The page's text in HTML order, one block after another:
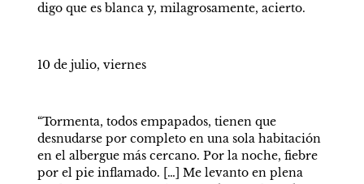
digo que es blanca y, milagrosamente, acierto.
10 de julio, viernes
“Tormenta, todos empapados, tienen que
desnudarse por completo en una sola habitación
en el albergue más cercano. Por la noche, fiebre
por el pie inflamado. […] Me levanto en plena